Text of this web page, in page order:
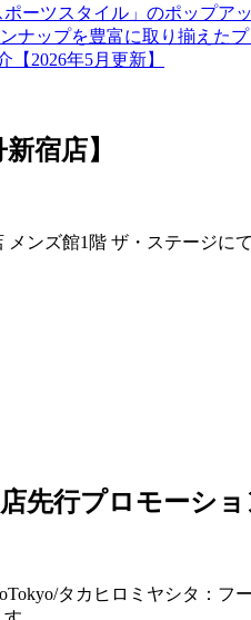
ーツスタイル」のポップア
ナップを豊富に取り揃えた
2026年5月更新】
宿店】
ンズ館1階 ザ・ステージに
先行プロモーショ
タカヒロミヤシタ：